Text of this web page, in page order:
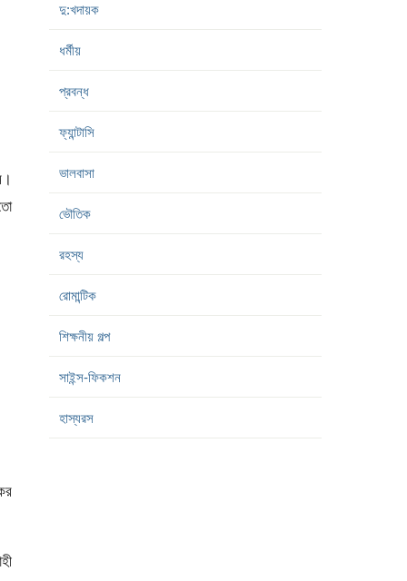
দু:খদায়ক
ধর্মীয়
প্রবন্ধ
ফ্যান্টাসি
ভালবাসা
ভৌতিক
রহস্য
রোমান্টিক
শিক্ষনীয় গল্প
সাইন্স-ফিকশন
হাস্যরস